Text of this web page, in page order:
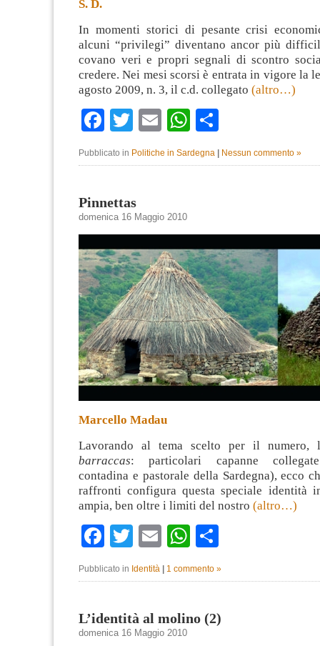
S. D.
In momenti storici di pesante crisi
alcuni “privilegi” diventano ancor più
covano veri e propri segnali di scontro
credere. Nei mesi scorsi è entrata in vigore la
agosto 2009, n. 3, il c.d. collegato (altro…)
Facebook
TwitterEmailWhatsApp
Pubblicato in Politiche in Sardegna Nessun commento »
Pinnettas
domenica 16 Maggio 2010
Marcello Madau
Lavorando al tema scelto per il
barraccas: particolari capanne collegate
contadina e pastorale della Sardegna), ecco
raffronti configura questa speciale identità
ampia, ben oltre i limiti del nostro (altro…)
Facebook
TwitterEmailWhatsApp
Pubblicato in Identità 1 commento »
L’identità al molino (2)
domenica 16 Maggio 2010